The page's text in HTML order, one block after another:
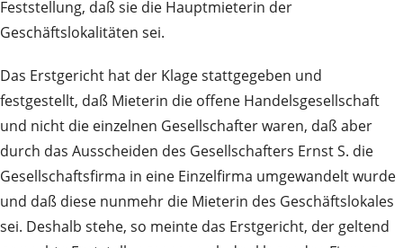
Feststellung, daß sie die Hauptmieterin der
Geschäftslokalitäten sei.
Das Erstgericht hat der Klage stattgegeben und
festgestellt, daß Mieterin die offene Handelsgesellschaft
und nicht die einzelnen Gesellschafter waren, daß aber
durch das Ausscheiden des Gesellschafters Ernst S. die
Gesellschaftsfirma in eine Einzelfirma umgewandelt wurde
und daß diese nunmehr die Mieterin des Geschäftslokales
sei. Deshalb stehe, so meinte das Erstgericht, der geltend